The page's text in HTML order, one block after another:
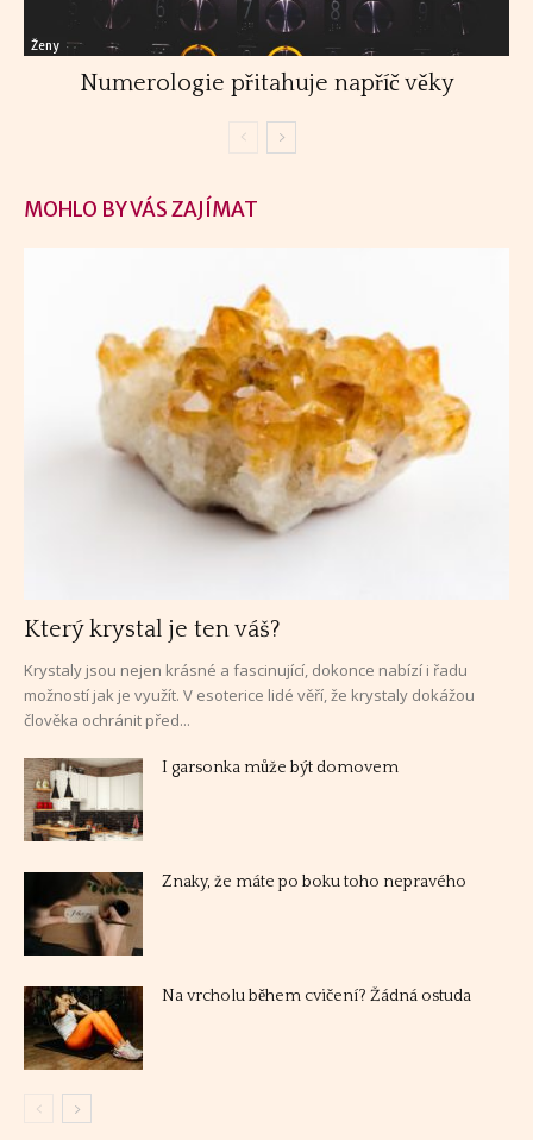
Ženy
Numerologie přitahuje napříč věky
MOHLO BY VÁS ZAJÍMAT
Který krystal je ten váš?
Krystaly jsou nejen krásné a fascinující, dokonce nabízí i řadu
možností jak je využít. V esoterice lidé věří, že krystaly dokážou
člověka ochránit před...
I garsonka může být domovem
Znaky, že máte po boku toho nepravého
Na vrcholu během cvičení? Žádná ostuda